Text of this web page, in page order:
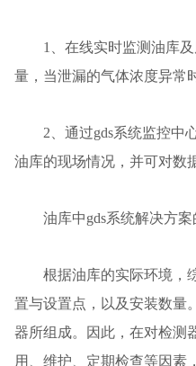
1、在线实时监测油库及
量，当泄漏的气体浓度异常
2、通过gds系统监控中心
油库的现场情况，并可对数
油库中gds系统解决方案
根据油库的实际环境，综
置与设置点，以及安装数量
器所组成。因此，在对检测
用、维护、定期检查等因素